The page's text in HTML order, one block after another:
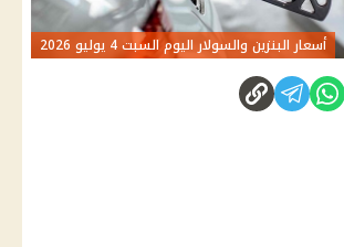
أسعار البنزين والسولار اليوم السبت 4 يوليو 2026